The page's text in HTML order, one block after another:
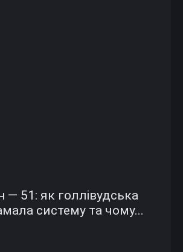
— 51: як голлівудська
систему та чому...